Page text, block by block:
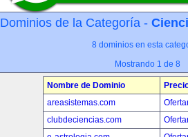
Dominios de la Categoría -
8 dominios en esta
Mostrando 1 de 8
Nombre de Dominio
areasistemas.com
clubdeciencias.com